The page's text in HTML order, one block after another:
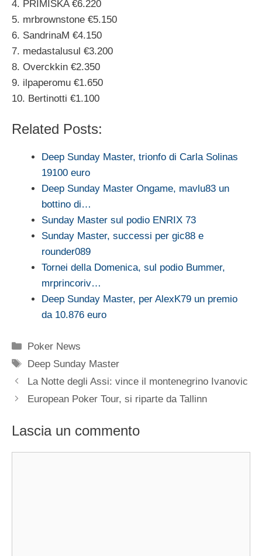
4. PRIMISKA €6.220
5. mrbrownstone €5.150
6. SandrinaM €4.150
7. medastalusul €3.200
8. Overckkin €2.350
9. ilpaperomu €1.650
10. Bertinotti €1.100
Related Posts:
Deep Sunday Master, trionfo di Carla Solinas
19100 euro
Deep Sunday Master Ongame, mavlu83 un
bottino di…
Sunday Master sul podio ENRIX 73
Sunday Master, successi per gic88 e
rounder089
Tornei della Domenica, sul podio Bummer,
mrprincoriv…
Deep Sunday Master, per AlexK79 un premio
da 10.876 euro
Categorie
Poker News
Tag
Deep Sunday Master
La Notte degli Assi: vince il montenegrino Ivanovic
European Poker Tour, si riparte da Tallinn
Lascia un commento